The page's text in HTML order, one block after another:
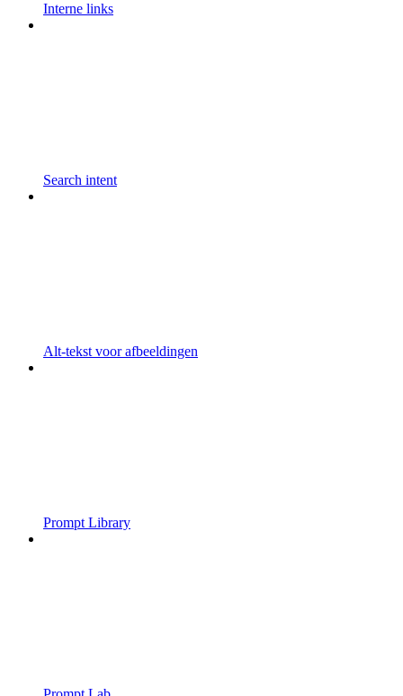
Interne links
Search intent
Alt-tekst voor afbeeldingen
Prompt Library